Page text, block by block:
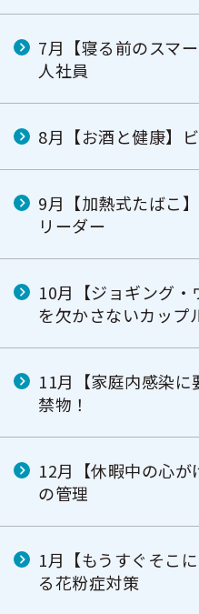
7月【寝る前のスマ
人社員
8月【お酒と健康】
9月【加熱式たばこ
リーダー
10月【ジョギング
を欠かさないカップ
11月【家庭内感染
禁物！
12月【休暇中の心
の管理
1月【もうすぐそこ
る花粉症対策